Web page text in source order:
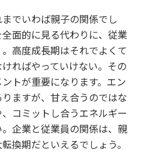
でいわば親子の関係でし
面的に見る代わりに、従業
高度成長期はそれでよくて
ればやっていけない。その
トが重要になります。エン
ますが、甘え合うのではな
コミットし合うエネルギー
企業と従業員の関係は、親
換期だといえるでしょう。